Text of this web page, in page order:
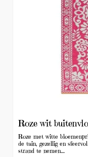
Roze wit
Roze met witte
de tuin, gezellig en
strand te nemen....